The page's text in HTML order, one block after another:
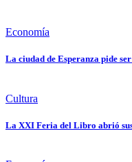
Economía
La ciudad de Esperanza pide
Cultura
La XXI Feria del Libro abrió